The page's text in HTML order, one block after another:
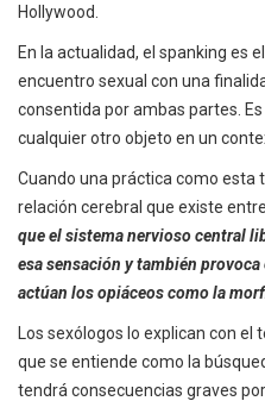
Hollywood.
En la actualidad, el spanking es
encuentro sexual con una
consentida por ambas partes.
cualquier otro objeto en un
Cuando una práctica como esta
relación cerebral que existe
que el sistema nervioso central
esa sensación y también
actúan los opiáceos como la
Los sexólogos lo explican con
que se entiende como la
tendrá consecuencias graves